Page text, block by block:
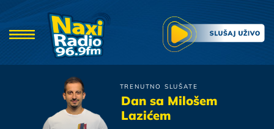
TRENUTNO SLUŠATE
Dan sa Milošem
Lazićem
Prljavo Kazaliste
Ne zovi mama doktora